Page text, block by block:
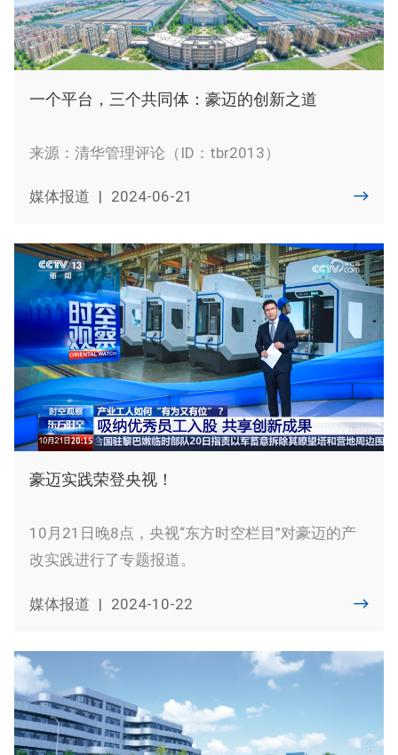
一个平台，三个共同体：豪迈的创新之道
来源：清华管理评论（ID：tbr2013）
媒体报道 | 2024-06-21
豪迈实践荣登央视！
10月21日晚8点，央视“东方时空栏目”对豪迈的产
改实践进行了专题报道。
媒体报道 | 2024-10-22